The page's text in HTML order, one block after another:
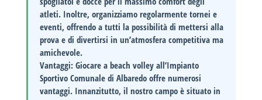
atleti. Inoltre, organizziamo regolarmente tornei e
eventi, offrendo a tutti la possibilità di mettersi alla
prova e di divertirsi in un’atmosfera competitiva ma
amichevole.
Vantaggi: Giocare a beach volley all’Impianto
Sportivo Comunale di Albaredo offre numerosi
vantaggi. Innanzitutto, il nostro campo è situato in